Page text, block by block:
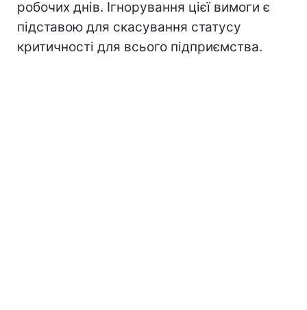
робочих днів. Ігнорування цієї вимоги є
підставою для скасування статусу
критичності для всього підприємства.